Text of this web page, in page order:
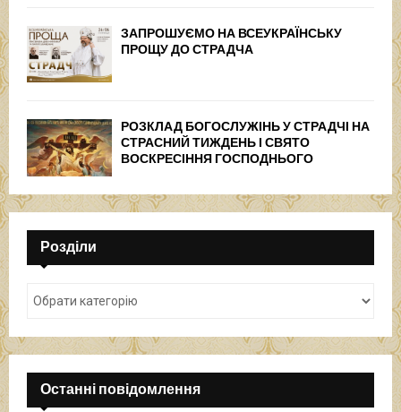
ЗАПРОШУЄМО НА ВСЕУКРАЇНСЬКУ
ПРОЩУ ДО СТРАДЧА
РОЗКЛАД БОГОСЛУЖІНЬ У СТРАДЧІ НА
СТРАСНИЙ ТИЖДЕНЬ І СВЯТО
ВОСКРЕСІННЯ ГОСПОДНЬОГО
Розділи
Останні повідомлення